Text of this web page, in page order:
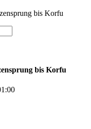
bis Korfu
bis Korfu